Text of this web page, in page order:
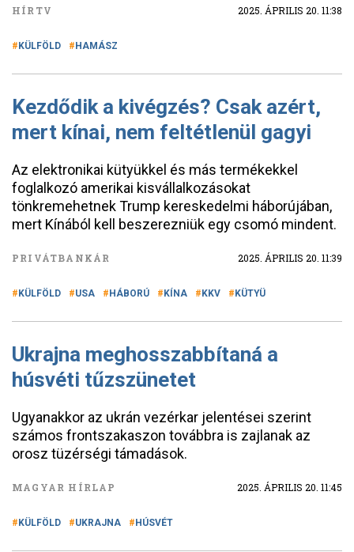
HÍRTV 2025. ÁPRILIS 20. 11:38
KÜLFÖLD HAMÁSZ
Kezdődik a kivégzés? Csak azért,
mert kínai, nem feltétlenül gagyi
Az elektronikai kütyükkel és más termékekkel
foglalkozó amerikai kisvállalkozásokat
tönkremehetnek Trump kereskedelmi háborújában,
mert Kínából kell beszerezniük egy csomó mindent.
PRIVÁTBANKÁR 2025. ÁPRILIS 20. 11:39
KÜLFÖLD USA HÁBORÚ KÍNA KKV KÜTYÜ
Ukrajna meghosszabbítaná a
húsvéti tűzszünetet
Ugyanakkor az ukrán vezérkar jelentései szerint
számos frontszakaszon továbbra is zajlanak az
orosz tüzérségi támadások.
MAGYAR HÍRLAP 2025. ÁPRILIS 20. 11:45
KÜLFÖLD UKRAJNA HÚSVÉT